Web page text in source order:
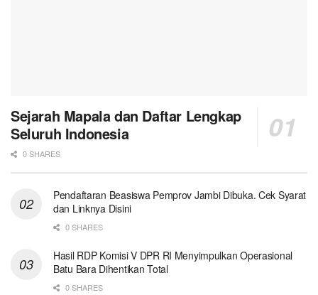
Sejarah Mapala dan Daftar Lengkap
Seluruh Indonesia
0 SHARES
Pendaftaran Beasiswa Pemprov Jambi Dibuka. Cek Syarat
dan Linknya Disini
0 SHARES
Hasil RDP Komisi V DPR RI Menyimpulkan Operasional
Batu Bara Dihentikan Total
0 SHARES